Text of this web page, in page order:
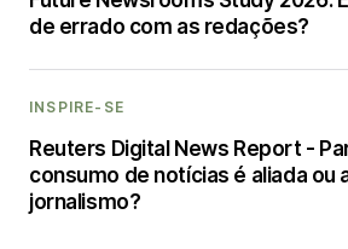
de errado com as redações?
INSPIRE-SE
Reuters Digital News Report -
consumo de notícias é aliada ou
jornalismo?